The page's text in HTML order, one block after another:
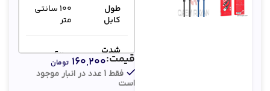
طول
کابل
100 سانتی
متر
شدت
جریان
2.4 آمپر
فقط 1 عدد در انبار موجود
است
قیمت:۱۶۰,۲۰۰ تومان